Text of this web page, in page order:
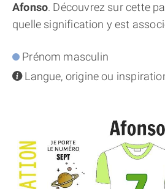
Afonso. Découvrez sur cette
quelle signification y est
Prénom masculin
infoLangue, origine ou
THÈME
THÈME
THÈME «
APPRENDRE LA